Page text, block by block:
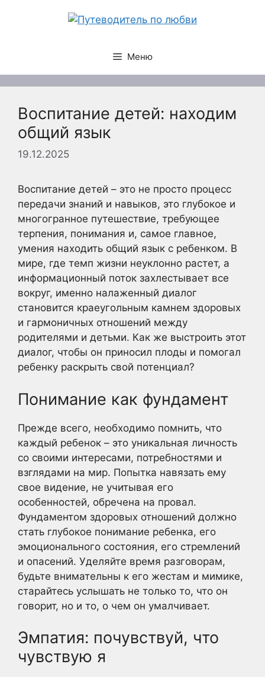
Меню
Воспитание детей: находим
общий язык
19.12.2025
Воспитание детей – это не просто процесс
передачи знаний и навыков, это глубокое и
многогранное путешествие, требующее
терпения, понимания и, самое главное,
умения находить общий язык с ребенком. В
мире, где темп жизни неуклонно растет, а
информационный поток захлестывает все
вокруг, именно налаженный диалог
становится краеугольным камнем здоровых
и гармоничных отношений между
родителями и детьми. Как же выстроить этот
диалог, чтобы он приносил плоды и помогал
ребенку раскрыть свой потенциал?
Понимание как фундамент
Прежде всего, необходимо помнить, что
каждый ребенок – это уникальная личность
со своими интересами, потребностями и
взглядами на мир. Попытка навязать ему
свое видение, не учитывая его
особенностей, обречена на провал.
Фундаментом здоровых отношений должно
стать глубокое понимание ребенка, его
эмоционального состояния, его стремлений
и опасений. Уделяйте время разговорам,
будьте внимательны к его жестам и мимике,
старайтесь услышать не только то, что он
говорит, но и то, о чем он умалчивает.
Эмпатия: почувствуй, что
чувствую я